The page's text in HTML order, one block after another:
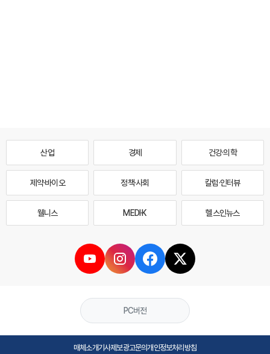
산업 경제 건강·의학
제약·바이오 정책·사회 칼럼·인터뷰
웰니스 MEDI·K 헬스인뉴스
PC버전
매체소개기사제보광고문의개인정보처리방침